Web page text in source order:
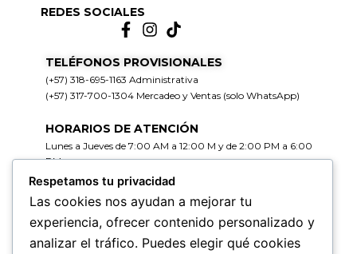
REDES SOCIALES
TELÉFONOS PROVISIONALES
(+57) 318-695-1163 Administrativa
(+57) 317-700-1304 Mercadeo y Ventas (solo WhatsApp)
HORARIOS DE ATENCIÓN
Lunes a Jueves de 7:00 AM a 12:00 M y de 2:00 PM a 6:00
PM
Viernes de 7:00 AM a 12:00 M y de 2:00 PM a 5:00 PM
HORARIOS DE RADICACIÓN DE
CORRESPONDENCIA
Lunes a Jueves de 7:30 AM a 11:30 AM y de 2:00 PM a 5:00
Respetamos tu privacidad
Las cookies nos ayudan a mejorar tu
experiencia, ofrecer contenido personalizado y
analizar el tráfico. Puedes elegir qué cookies